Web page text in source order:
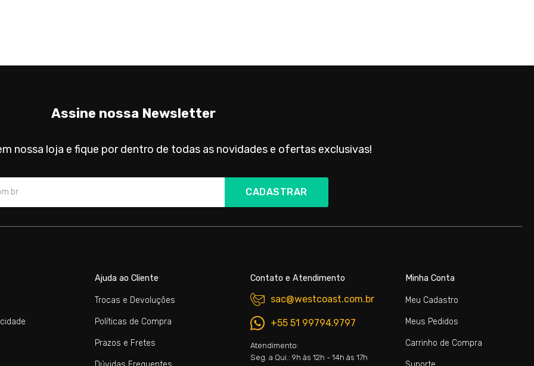
Assine nossa Newsletter
nossa loja e fique por dentro de todas as novidades e ofertas exclusivas!
CADASTRAR
Ajuda ao Cliente
Trocas e Devoluções
Políticas de Compra
Prazos e Fretes
Contato e Atendimento
sac@westcoast.com.br
+55 51 99794.9797
Atendimento:
Seg. a Qui.: 9h às 12h - 14h às 17h
Minha Conta
Meu Cadastro
Meus Pedidos
Carrinho de Compra